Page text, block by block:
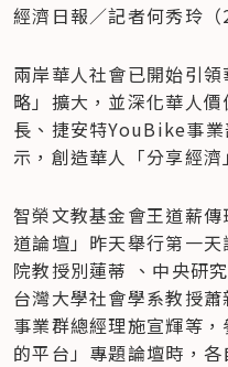
經濟日報／記者何秀玲（
兩岸華人社會已開始引
略」擴大，並深化華人
長、捷安特YouBike事
示，創造華人「分享經
智榮文教基金會王道薪
道論壇」昨天舉行第一
院教授別蓮蒂 、中央研
台灣大學社會學系教授
事業群總經理施宣輝等
的平台」專題論壇時，各